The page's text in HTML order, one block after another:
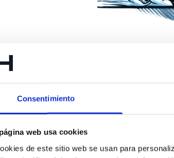
Consentimiento
web usa cookies
de este sitio web se usan para
Lo sentimos pero el